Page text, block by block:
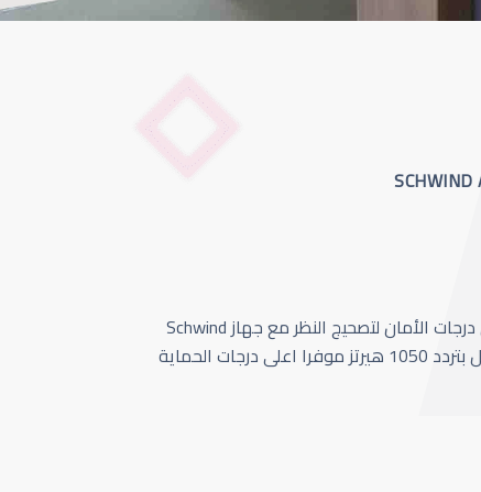
أحدث وأسرع تقنية بأعلى درجات الأمان لتصحيج النظر مع جهاز Schwind
Amaris 1050 الذي يعمل بتردد 1050 هيرتز موفرا اعلى درجات الحماية